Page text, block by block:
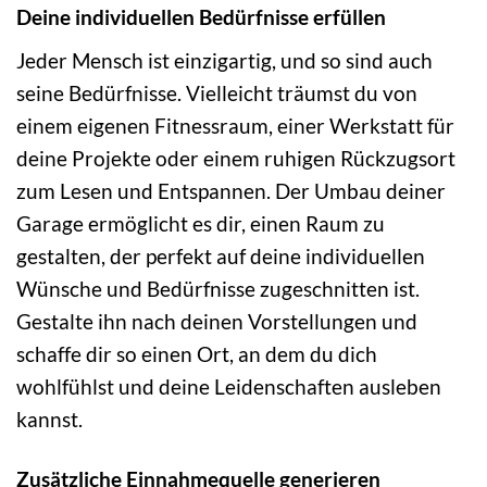
Deine individuellen Bedürfnisse erfüllen
Jeder Mensch ist einzigartig, und so sind auch
seine Bedürfnisse. Vielleicht träumst du von
einem eigenen Fitnessraum, einer Werkstatt für
deine Projekte oder einem ruhigen Rückzugsort
zum Lesen und Entspannen. Der Umbau deiner
Garage ermöglicht es dir, einen Raum zu
gestalten, der perfekt auf deine individuellen
Wünsche und Bedürfnisse zugeschnitten ist.
Gestalte ihn nach deinen Vorstellungen und
schaffe dir so einen Ort, an dem du dich
wohlfühlst und deine Leidenschaften ausleben
kannst.
Zusätzliche Einnahmequelle generieren